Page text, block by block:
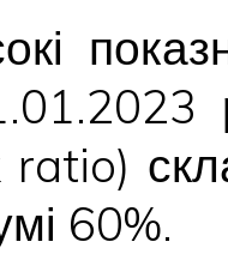
ratio)
60%.